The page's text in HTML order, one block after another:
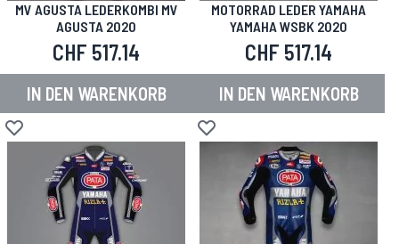
MV AGUSTA LEDERKOMBI MV
AGUSTA 2020
CHF 517.14
IN DEN WARENKORB
Zur Wunschliste hinzufügen
MOTORRAD LEDER YAMAHA
YAMAHA WSBK 2020
CHF 517.14
IN DEN WARENKORB
Zur Wunschliste hinzufügen